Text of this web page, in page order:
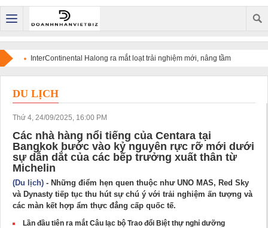
InterContinental Halong ra mắt loạt trải nghiệm mới, nâng tầm
điểm đến di sản trên bản đồ du lịch cao cấp quốc tế
DU LỊCH
Thứ 4, 24/09/2025, 16:00 PM
Các nhà hàng nổi tiếng của Centara tại
Bangkok bước vào kỷ nguyên rực rỡ mới dưới
sự dẫn dắt của các bếp trưởng xuất thân từ
Michelin
(Du lịch) - Những điểm hẹn quen thuộc như UNO MAS, Red Sky
và Dynasty tiếp tục thu hút sự chú ý với trải nghiệm ấn tượng và
các màn kết hợp ẩm thực đẳng cấp quốc tế.
Lần đầu tiên ra mắt Câu lạc bộ Trao đổi Biệt thự nghỉ dưỡng